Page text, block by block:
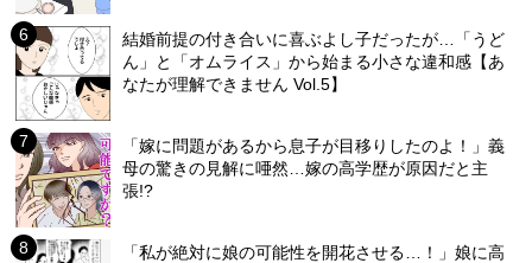
結婚前提の付き合いに喜ぶよし子だったが…「うど
ん」と「オムライス」から始まる小さな違和感【あ
なたが理解できません Vol.5】
「嫁に問題があるから息子が目移りしたのよ！」義
母の驚きの見解に唖然…嫁の高学歴が原因だと主
張!?
「私が絶対に娘の可能性を開花させる…！」娘に高